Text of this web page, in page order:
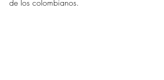
de los colombianos.